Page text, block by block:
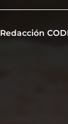
Redacción